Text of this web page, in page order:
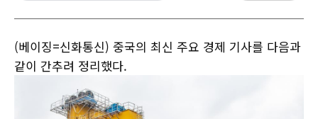
(베이징=신화통신) 중국의 최신 주요 경제 기사를 다음과
같이 간추려 정리했다.